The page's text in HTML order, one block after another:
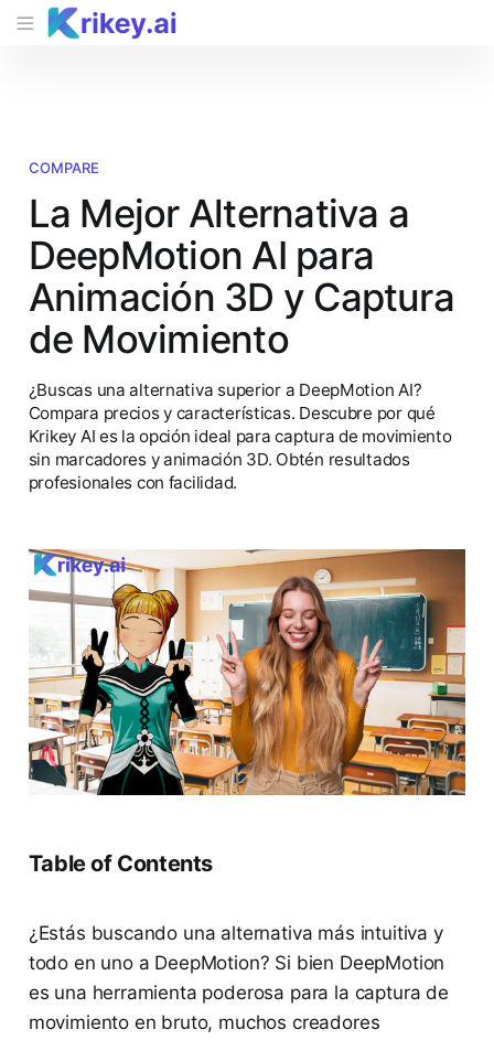
COMPARE
La Mejor Alternativa a
DeepMotion AI para
Animación 3D y Captura
de Movimiento
¿Buscas una alternativa superior a DeepMotion AI?
Compara precios y características. Descubre por qué
Krikey AI es la opción ideal para captura de movimiento
sin marcadores y animación 3D. Obtén resultados
profesionales con facilidad.
Table of Contents
¿Estás buscando una alternativa más intuitiva y
todo en uno a DeepMotion? Si bien DeepMotion
es una herramienta poderosa para la captura de
movimiento en bruto, muchos creadores